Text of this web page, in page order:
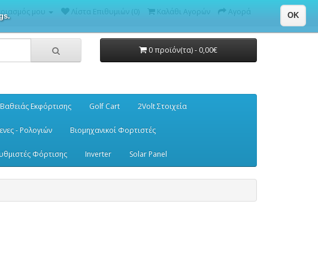
OK
μου Λίστα Επιθυμιών (0) Καλάθι Αγορών Αγορά
0 προϊόν(τα) - 0,00€
Βαθειάς Εκφόρτισης Golf Cart 2Volt Στοιχεία
- Ρολογιών Βιομηχανικοί Φορτιστές
Φόρτισης Inverter Solar Panel